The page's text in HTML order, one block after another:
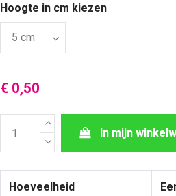
Hoogte in cm kiezen
€ 0,50
In mijn
Hoeveelheid